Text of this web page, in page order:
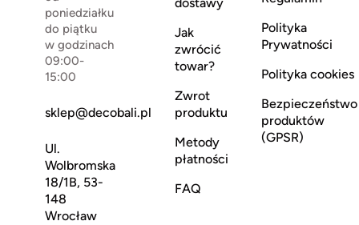
poniedziałku
do piątku
w godzinach
09:00-
15:00
sklep@decobali.pl
Ul.
Wolbromska
18/1B, 53-
148
Wrocław
dostawy
Jak
zwrócić
towar?
Zwrot
produktu
Metody
płatności
FAQ
Polityka
Prywatności
Polityka cookies
Bezpieczeństwo
produktów
(GPSR)